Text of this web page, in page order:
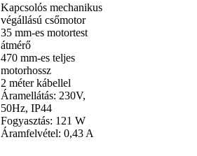
Kapcsolós mechanikus
végállású csőmotor
35 mm-es motortest
átmérő
470 mm-es teljes
motorhossz
2 méter kábellel
Áramellátás: 230V,
50Hz, IP44
Fogyasztás: 121 W
Áramfelvétel: 0,43 A